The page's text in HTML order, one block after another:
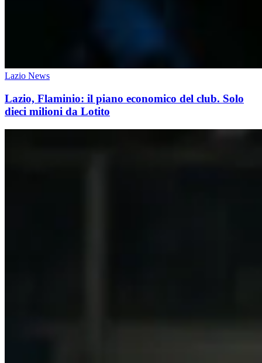
Lazio News
Lazio, Flaminio: il piano economico del club. Solo
dieci milioni da Lotito